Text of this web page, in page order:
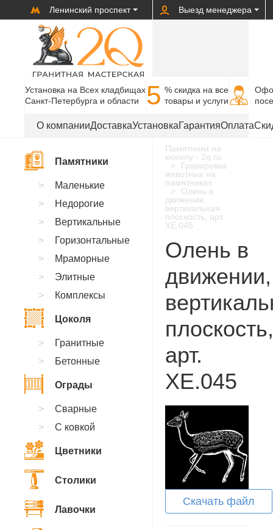
Ленинский проспект Выезд менеджера
Установка на Всех кладбищах
Санкт-Петербурга и области
5 % cкидка на все
товары и услуги
О компанииДоставкаУстановкаГарантияОплата
Памятники на
могилу - 2q.ru
Гравировка
животных на
памятниках
Олень в
движении,
вертикальная
плоскость, арт.
XE.045
Олень в
движении,
плоскость,
арт.
XE.045
Скачать файл
Памятники
Маленькие
Недорогие
Вертикальные
Горизонтальные
Мраморные
Элитные
Комплексы
Цоколя
Гранитные
Бетонные
Ограды
Сварные
С ковкой
Цветники
Столики
Лавочки